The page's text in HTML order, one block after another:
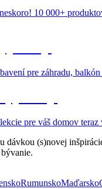
10 000+
pre záhradu, balkón
pre váš domov teraz
dávkou (s)novej
RumunskoMaďarsko